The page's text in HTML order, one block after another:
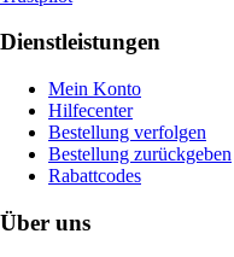
Dienstleistungen
Mein Konto
Hilfecenter
Bestellung verfolgen
Bestellung zurückgeben
Rabattcodes
Über uns